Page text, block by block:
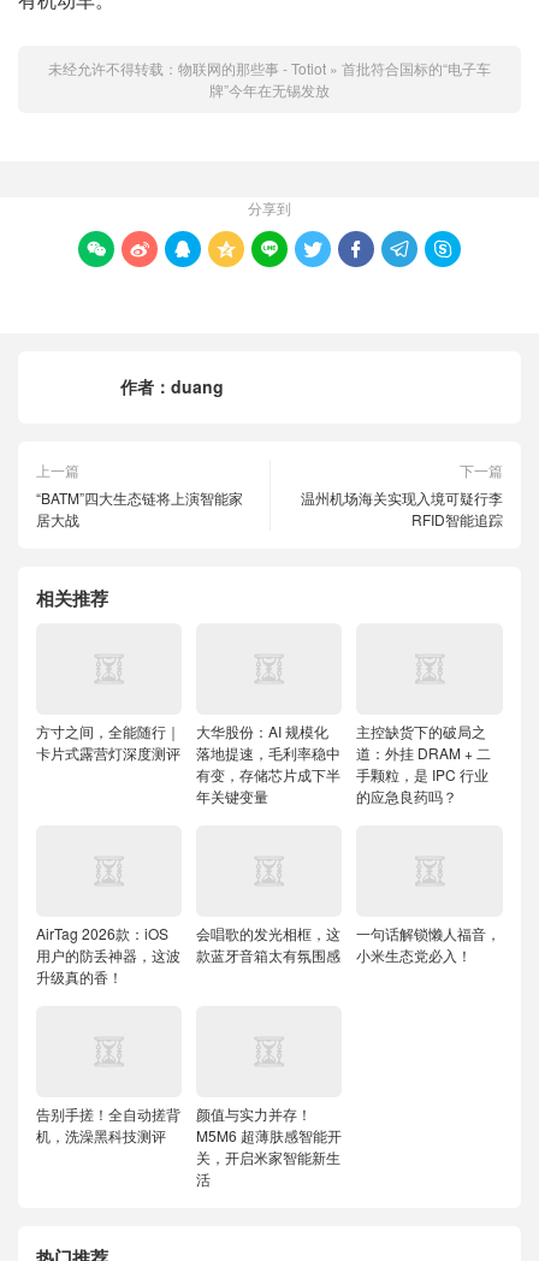
未经允许不得转载： 物联网的那些事 - Totiot » 首批符合国标的“电子车
牌”今年在无锡发放
分享到
        
作者： duang
上一篇
“BATM”四大生态链将上演智能家
居大战
下一篇
温州机场海关实现入境可疑行李
RFID智能追踪
相关推荐
方寸之间，全能随行｜
卡片式露营灯深度测评
大华股份：AI 规模化
落地提速，毛利率稳中
有变，存储芯片成下半
年关键变量
主控缺货下的破局之
道：外挂 DRAM + 二
手颗粒，是 IPC 行业
的应急良药吗？
AirTag 2026款：iOS
用户的防丢神器，这波
升级真的香！
会唱歌的发光相框，这
款蓝牙音箱太有氛围感
一句话解锁懒人福音，
小米生态党必入！
告别手搓！全自动搓背
机，洗澡黑科技测评
颜值与实力并存！
M5M6 超薄肤感智能开
关，开启米家智能新生
活